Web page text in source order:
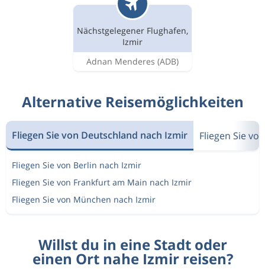
Nächstgelegener Flughafen,
Izmir
Adnan Menderes (ADB)
Alternative Reisemöglichkeiten
Fliegen Sie von Deutschland nach Izmir Fliegen Sie
Fliegen Sie von Berlin nach Izmir
Fliegen Sie von Frankfurt am Main nach Izmir
Fliegen Sie von München nach Izmir
Willst du in eine Stadt oder
einen Ort nahe Izmir reisen?